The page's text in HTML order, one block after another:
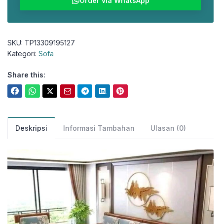
SKU: TP13309195127
Kategori: Sofa
Share this:
Deskripsi Informasi Tambahan Ulasan (0)